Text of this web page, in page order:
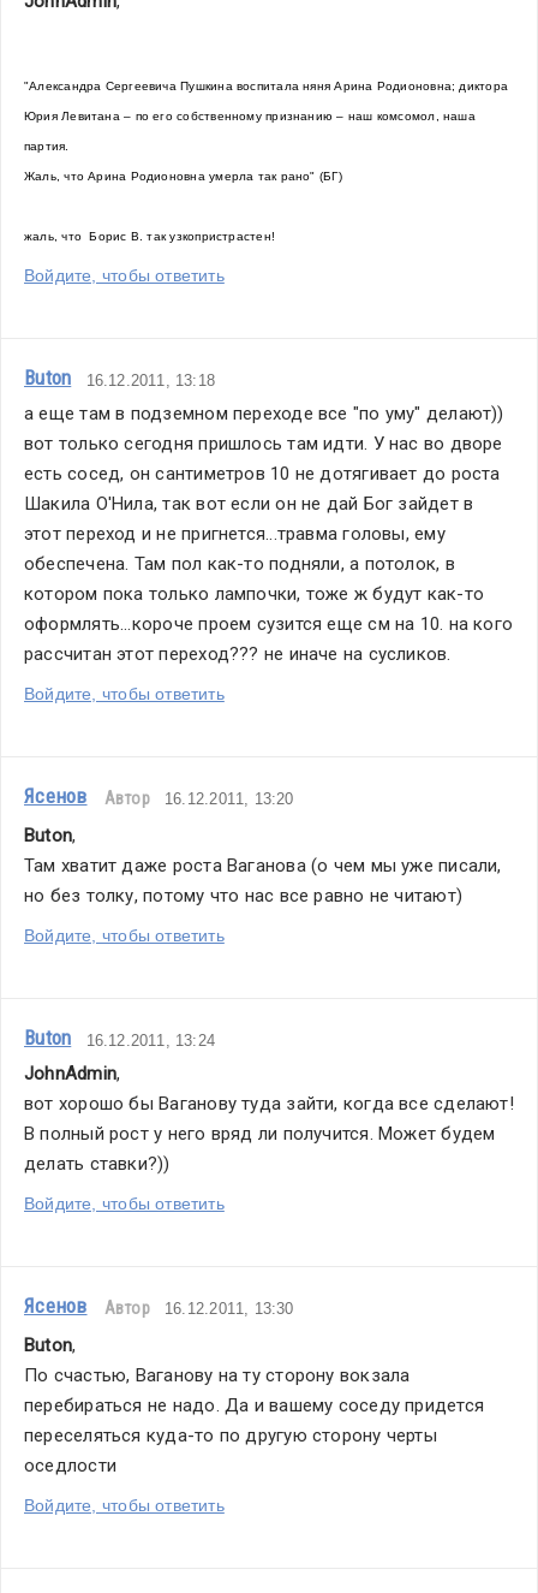
"Александра Сергеевича Пушкина воспитала няня Арина Родионовна; диктора
Юрия Левитана – по его собственному признанию – наш комсомол, наша
партия.
Жаль, что Арина Родионовна умерла так рано" (БГ)
жаль, что  Борис В. так узкопристрастен!
Войдите, чтобы ответить
Buton 16.12.2011, 13:18
а еще там в подземном переходе все "по уму" делают))
вот только сегодня пришлось там идти. У нас во дворе
есть сосед, он сантиметров 10 не дотягивает до роста
Шакила О'Нила, так вот если он не дай Бог зайдет в
этот переход и не пригнется...травма головы, ему
обеспечена. Там пол как-то подняли, а потолок, в
котором пока только лампочки, тоже ж будут как-то
оформлять...короче проем сузится еще см на 10. на кого
рассчитан этот переход??? не иначе на сусликов.
Войдите, чтобы ответить
Ясенов Автор 16.12.2011, 13:20
Buton,
Там хватит даже роста Ваганова (о чем мы уже писали,
но без толку, потому что нас все равно не читают)
Войдите, чтобы ответить
Buton 16.12.2011, 13:24
JohnAdmin,
вот хорошо бы Ваганову туда зайти, когда все сделают!
В полный рост у него вряд ли получится. Может будем
делать ставки?))
Войдите, чтобы ответить
Ясенов Автор 16.12.2011, 13:30
Buton,
По счастью, Ваганову на ту сторону вокзала
перебираться не надо. Да и вашему соседу придется
переселяться куда-то по другую сторону черты
оседлости
Войдите, чтобы ответить